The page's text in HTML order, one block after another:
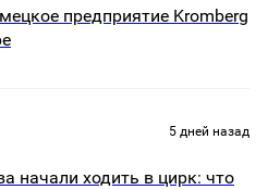
предприятие Kromberg
5 дней назад
начали ходить в цирк: что